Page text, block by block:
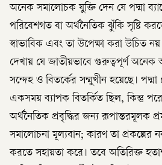
অনেক সমালোচক যুক্তি দেন যে পদ্মা
পরিবেশগত বা অর্থনৈতিক ঝুঁকি সৃষ্টি
স্বাভাবিক এবং তা উপেক্ষা করা উচিত
দেখায় যে জাতীয়ভাবে গুরুত্বপূর্ণ
সন্দেহ ও বিতর্কের সম্মুখীন হয়েছে।
একসময় ব্যাপক বিতর্কিত ছিল, কিন্তু
অর্থনৈতিক প্রবৃদ্ধির জন্য রূপান্তরমূলক
সমালোচনা মূল্যবান; কারণ তা প্রকল্পের
করতে সহায়তা করে। তবে অতিরিক্ত